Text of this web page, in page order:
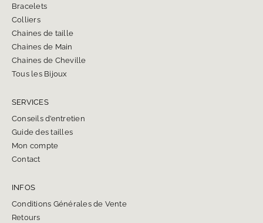
Bracelets
Colliers
Chaines de taille
Chaines de Main
Chaines de Cheville
Tous les Bijoux
SERVICES
Conseils d’entretien
Guide des tailles
Mon compte
Contact
INFOS
Conditions Générales de Vente
Retours